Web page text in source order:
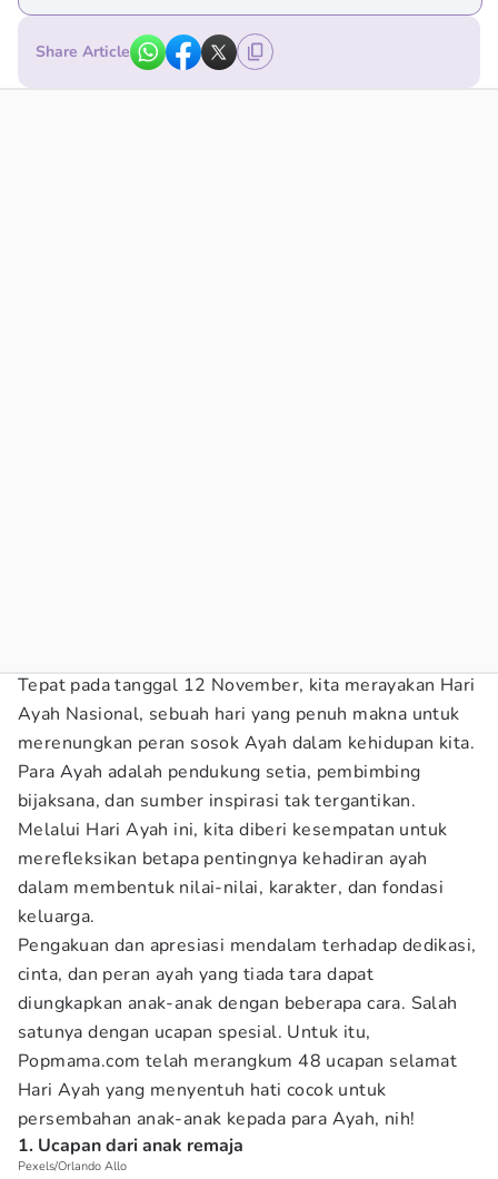
Share Article
Tepat pada tanggal 12 November, kita merayakan Hari
Ayah Nasional, sebuah hari yang penuh makna untuk
merenungkan peran sosok Ayah dalam kehidupan kita.
Para Ayah adalah pendukung setia, pembimbing
bijaksana, dan sumber inspirasi tak tergantikan.
Melalui Hari Ayah ini, kita diberi kesempatan untuk
merefleksikan betapa pentingnya kehadiran ayah
dalam membentuk nilai-nilai, karakter, dan fondasi
keluarga.
Pengakuan dan apresiasi mendalam terhadap dedikasi,
cinta, dan peran ayah yang tiada tara dapat
diungkapkan anak-anak dengan beberapa cara. Salah
satunya dengan ucapan spesial. Untuk itu,
Popmama.com telah merangkum 48 ucapan selamat
Hari Ayah yang menyentuh hati cocok untuk
persembahan anak-anak kepada para Ayah, nih!
1. Ucapan dari anak remaja
Pexels/Orlando Allo